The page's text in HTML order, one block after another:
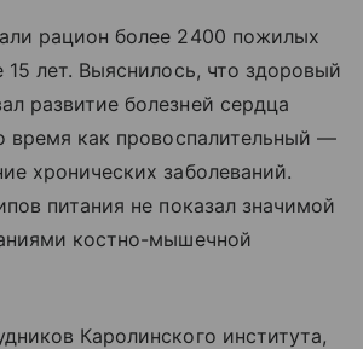
рацион более 2400 пожилых
лет. Выяснилось, что здоровый
развитие болезней сердца
время как провоспалительный —
хронических заболеваний.
питания не показал значимой
костно-мышечной
Каролинского института,